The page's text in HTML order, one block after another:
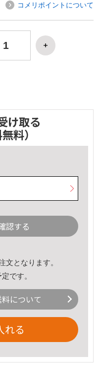
コメリポイントについて
け取る
料）
認する
文となります。
です。
について
れる